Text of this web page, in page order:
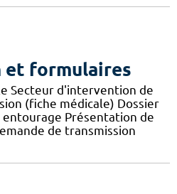
et formulaires
Secteur d'intervention de
(fiche médicale) Dossier
Présentation de
de transmission